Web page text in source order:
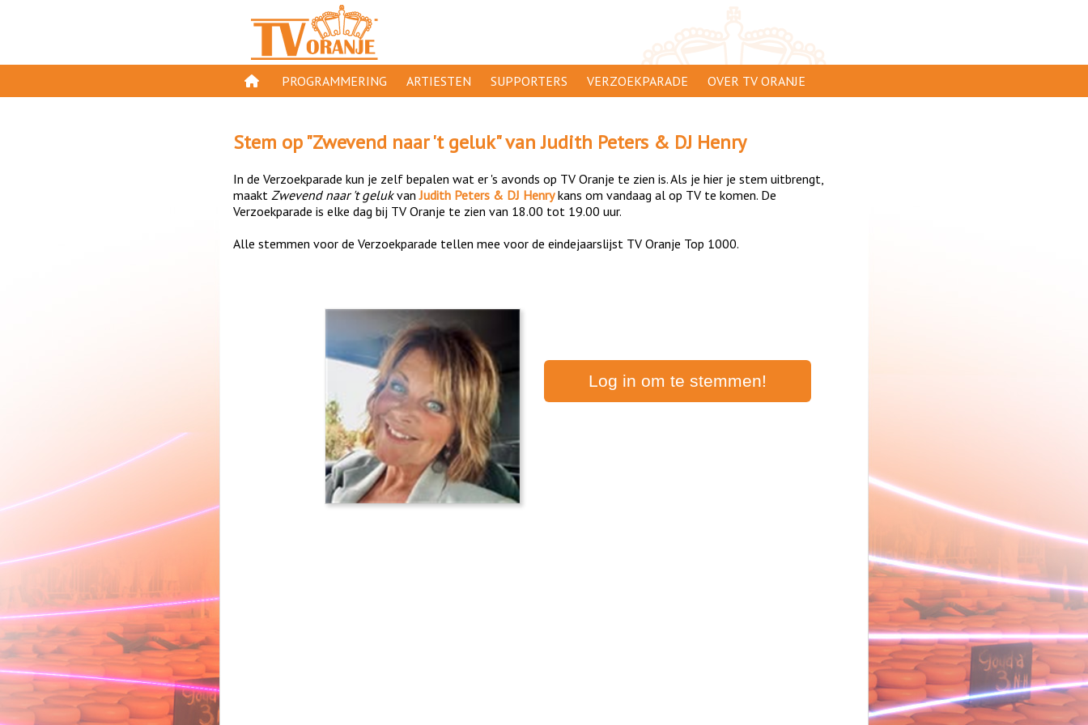
PROGRAMMERING
GESPEELD OP TV ORANJE
ORANJE KROON
TV ORANJE TOP 1000
11 VAN ORANJE
ARTIESTEN SUPPORTERS
AANMELDEN
VERZOEKPARADE OVER TV ORANJE
CLIP INSTUREN
ADVERTEREN
PRIVACY
Stem op "Zwevend naar 't geluk" vanJudith Peters & DJ Henry
In de Verzoekparade kun je zelf bepalen wat er 's avonds op TV Oranje te zien is. Als je hier je stem uitbrengt,
maakt Zwevend naar 't gelukvanJudith Peters & DJ Henrykans om vandaag al op TV te komen. De
Verzoekparade is elke dag bij TV Oranje te zien van 18.00 tot 19.00 uur.
Alle stemmen voor de Verzoekparade tellen mee voor de eindejaarslijst TV Oranje Top 1000.
Log in om te stemmen!